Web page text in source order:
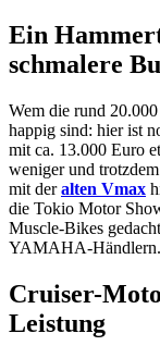
Ein
schmalere
Wem die rund
happig sind: hier ist
mit ca. 13.000 Euro
weniger und
mit deralten Vmax
die Tokio Motor
Muscle-Bikes
YAMAHA-Händlern.
Cruiser-
Leistung